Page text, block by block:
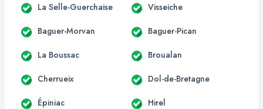
La Selle-Guerchaise Visseiche
Baguer-Morvan Baguer-Pican
La Boussac Broualan
Cherrueix Dol-de-Bretagne
Épiniac Hirel